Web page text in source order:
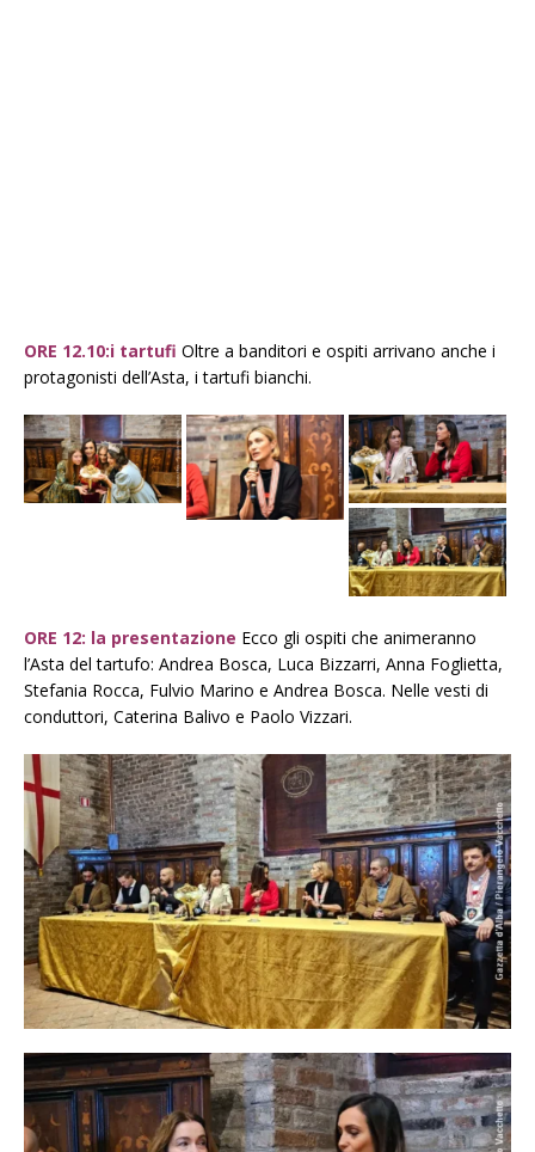
ORE 12.10:i tartufi Oltre a banditori e ospiti arrivano anche i
protagonisti dell’Asta, i tartufi bianchi.
ORE 12: la presentazione Ecco gli ospiti che animeranno
l’Asta del tartufo: Andrea Bosca, Luca Bizzarri, Anna Foglietta,
Stefania Rocca, Fulvio Marino e Andrea Bosca. Nelle vesti di
conduttori, Caterina Balivo e Paolo Vizzari.